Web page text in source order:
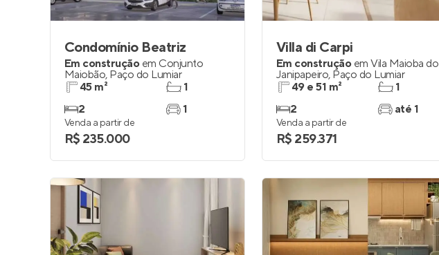
Condomínio Beatriz
Em construção em Conjunto
Maiobão, Paço do Lumiar
45 m²
2
1
1
Venda a partir de
R$ 235.000
Villa di Carpi
Em construção em Vila Maioba do
Janipapeiro, Paço do Lumiar
49 e 51 m²
2
1
até 1
Venda a partir de
R$ 259.371